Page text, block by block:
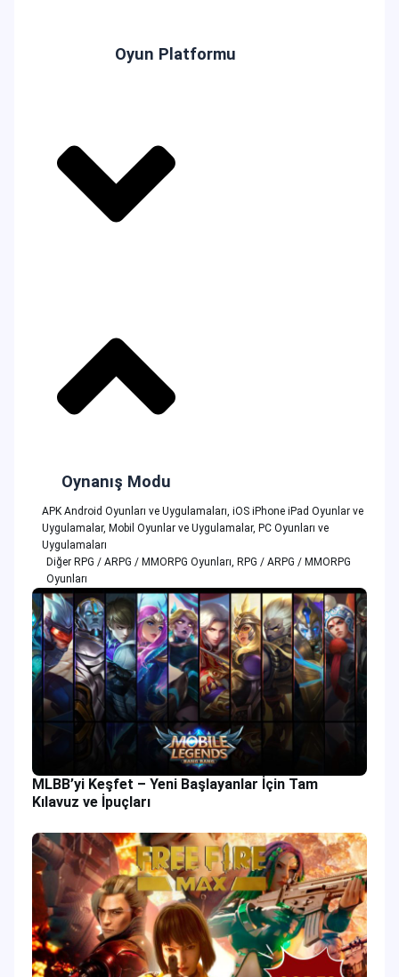
Oyun Platformu
Oynanış Modu
APK Android Oyunları ve Uygulamaları iOS iPhone iPad Oyunlar ve
Uygulamalar, Mobil Oyunlar ve Uygulamalar, PC Oyunları ve
Uygulamaları
Diğer RPG / ARPG / MMORPG Oyunları ,RPG / ARPG / MMORPG
Oyunları
MLBB’yi Keşfet – Yeni Başlayanlar İçin Tam
Kılavuz ve İpuçları